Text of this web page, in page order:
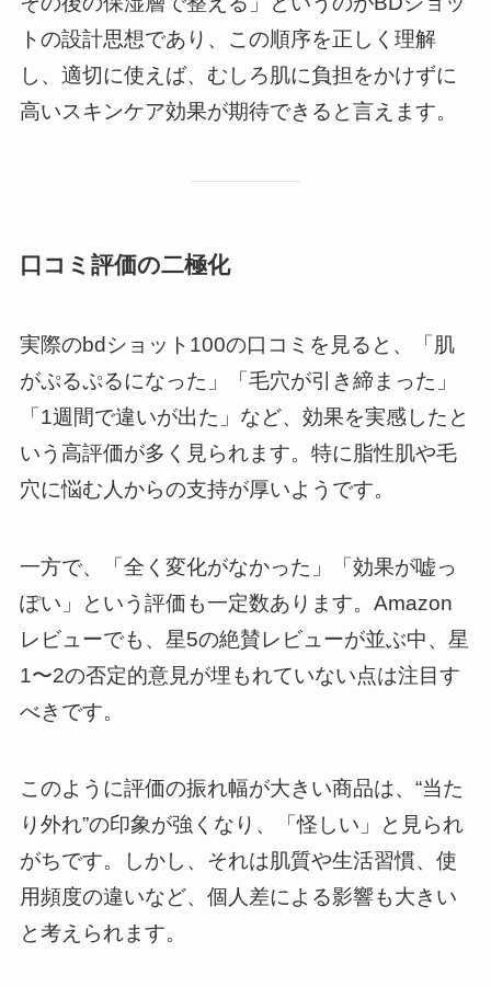
トの設計思想であり、この順序を正しく理解
し、適切に使えば、むしろ肌に負担をかけずに
高いスキンケア効果が期待できると言えます。
口コミ評価の二極化
実際のbdショット100の口コミを見ると、「肌
がぷるぷるになった」「毛穴が引き締まった」
「1週間で違いが出た」など、効果を実感したと
いう高評価が多く見られます。特に脂性肌や毛
穴に悩む人からの支持が厚いようです。
一方で、「全く変化がなかった」「効果が嘘っ
ぽい」という評価も一定数あります。Amazon
レビューでも、星5の絶賛レビューが並ぶ中、星
1〜2の否定的意見が埋もれていない点は注目す
べきです。
このように評価の振れ幅が大きい商品は、“当た
り外れ”の印象が強くなり、「怪しい」と見られ
がちです。しかし、それは肌質や生活習慣、使
用頻度の違いなど、個人差による影響も大きい
と考えられます。